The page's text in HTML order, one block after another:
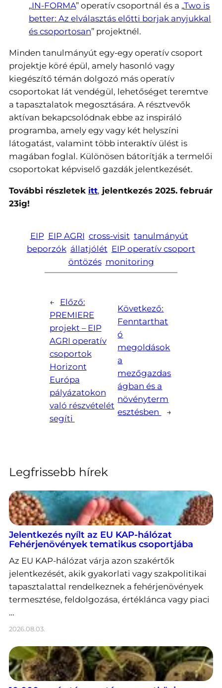
„IN-FORMA” operatív csoportnál és a „Two is
better: Az elválasztás előtti borjak anyjukkal
és csoportosan” projektnél.
Minden tanulmányút egy-egy operatív csoport
projektje köré épül, amely hasonló vagy
kiegészítő témán dolgozó más operatív
csoportokat lát vendégül, lehetőséget teremtve
a tapasztalatok megosztására. A résztvevők
aktívan bekapcsolódnak ebbe az inspiráló
programba, amely egy vagy két helyszíni
látogatást, valamint több interaktív ülést is
magában foglal. Különösen bátorítják a termelői
csoportokat képviselő gazdák jelentkezését.
További részletek itt, jelentkezés 2025. február
23ig!
EIP EIP AGRI cross-visit tanulmányút
beporzók állatjólét EIP operatív csoport
öntözés monitoring
←
Előző:
PREMIERE
projekt – EIP
AGRI operatív
csoportok
Horizont
Európa
pályázatokon
való részvételét
segíti
Következő:
Fenntarthat
ó
megoldások
a
mezőgazdas
ágban és a
növényterm
esztésben
→
Legfrissebb hírek
Jelentkezés nyílt az EU KAP-hálózat
Fehérjenövények tematikus csoportjába
Az EU KAP-hálózat várja azon szakértők
jelentkezését, akik gyakorlati vagy szakpolitikai
tapasztalattal rendelkeznek a fehérjenövények
termesztése, feldolgozása, értéklánca vagy piaci
…
2026.08.03.